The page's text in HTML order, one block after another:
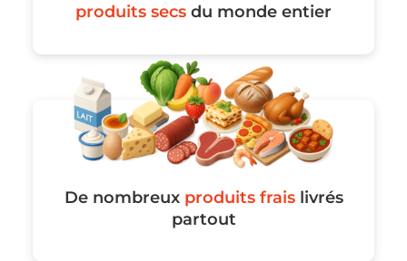
produits secs du monde entier
De nombreux produits fraislivrés
partout